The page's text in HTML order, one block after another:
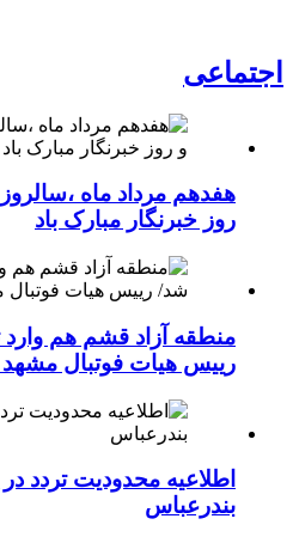
اجتماعی
هفدهم مرداد ماه
روز خبرنگار مبارک باد
منطقه آزاد قشم هم
رییس هیات فوتبال
اطلاعیه محدودیت تردد
بندرعباس